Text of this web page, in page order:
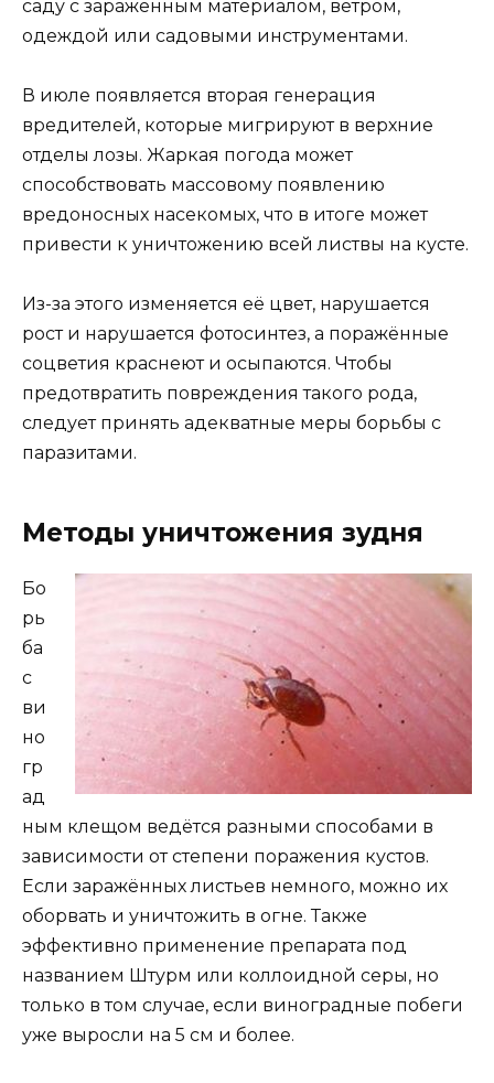
саду с заражённым материалом, ветром,
одеждой или садовыми инструментами.
В июле появляется вторая генерация
вредителей, которые мигрируют в верхние
отделы лозы. Жаркая погода может
способствовать массовому появлению
вредоносных насекомых, что в итоге может
привести к уничтожению всей листвы на кусте.
Из-за этого изменяется её цвет, нарушается
рост и нарушается фотосинтез, а поражённые
соцветия краснеют и осыпаются. Чтобы
предотвратить повреждения такого рода,
следует принять адекватные меры борьбы с
паразитами.
Методы уничтожения зудня
Бо
рь
ба
с
ви
но
гр
ад
ным клещом ведётся разными способами в
зависимости от степени поражения кустов.
Если заражённых листьев немного, можно их
оборвать и уничтожить в огне. Также
эффективно применение препарата под
названием Штурм или коллоидной серы, но
только в том случае, если виноградные побеги
уже выросли на 5 см и более.